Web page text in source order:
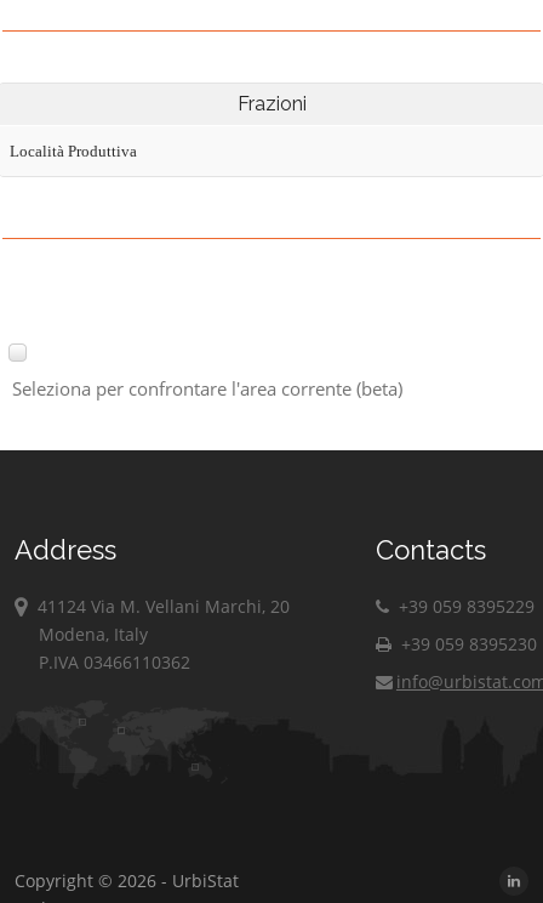
Frazioni
Località Produttiva
Seleziona per confrontare l'area corrente (beta)
Address
41124 Via M. Vellani Marchi, 20
Modena, Italy
P.IVA 03466110362
Contacts
+39 059 8395229
+39 059 8395230
Copyright © 2026 - UrbiStat